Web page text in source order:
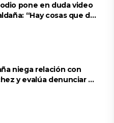
pone en duda video
“Hay cosas que de
niega relación con
y evalúa denunciar a